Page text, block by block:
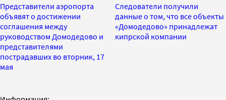
Представители аэропорта
объявят о достижении
соглашения между
руководством Домодедово и
представителями
пострадавших во вторник, 17
мая
Следователи получили
данные о том, что все объекты
«Домодедово» принадлежат
кипрской компании